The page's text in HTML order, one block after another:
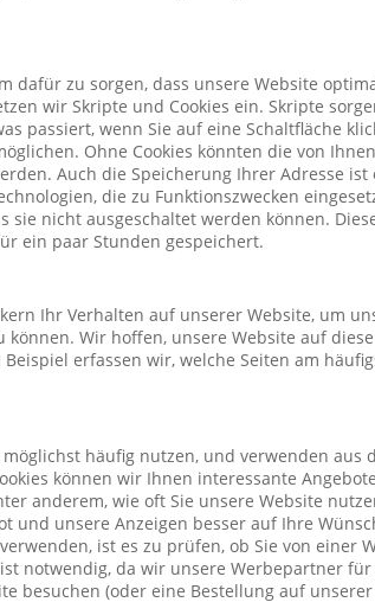
dafür zu sorgen, dass unsere Website
wir Skripte und Cookies ein. Skripte
passiert, wenn Sie auf eine Schaltfläche
Ohne Cookies könnten die von
Auch die Speicherung Ihrer Adresse ist
die zu Funktionszwecken
sie nicht ausgeschaltet werden können.
ein paar Stunden gespeichert.
Ihr Verhalten auf unserer Website, um
Wir hoffen, unsere Website auf
erfassen wir, welche Seiten am
häufig nutzen, und verwenden aus
können wir Ihnen interessante
anderem, wie oft Sie unsere Website
und unsere Anzeigen besser auf Ihre
ist es zu prüfen, ob Sie von einer
notwendig, da wir unsere Werbepartner
besuchen (oder eine Bestellung auf